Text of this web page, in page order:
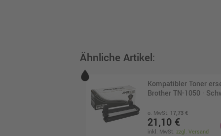
Ähnliche Artikel:
Kompatibler Toner
Brother TN-1050 ·
o. MwSt. 17,73 €
21,10 €
inkl. MwSt. zzgl. Versand